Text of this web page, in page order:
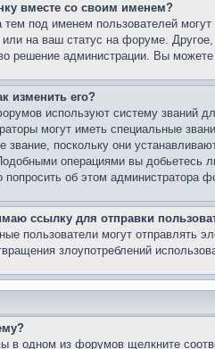
вместе со своим именем?
тем под именем пользователей
на ваш статус на форуме.
решение администрации. Вы
изменить его?
используют систему званий
могут иметь специальные
звание, поскольку они
операциями вы добьетесь
попросить об этом администратора
ссылку для отправки
пользователи могут
злоупотреблений
в одном из форумов щелкните